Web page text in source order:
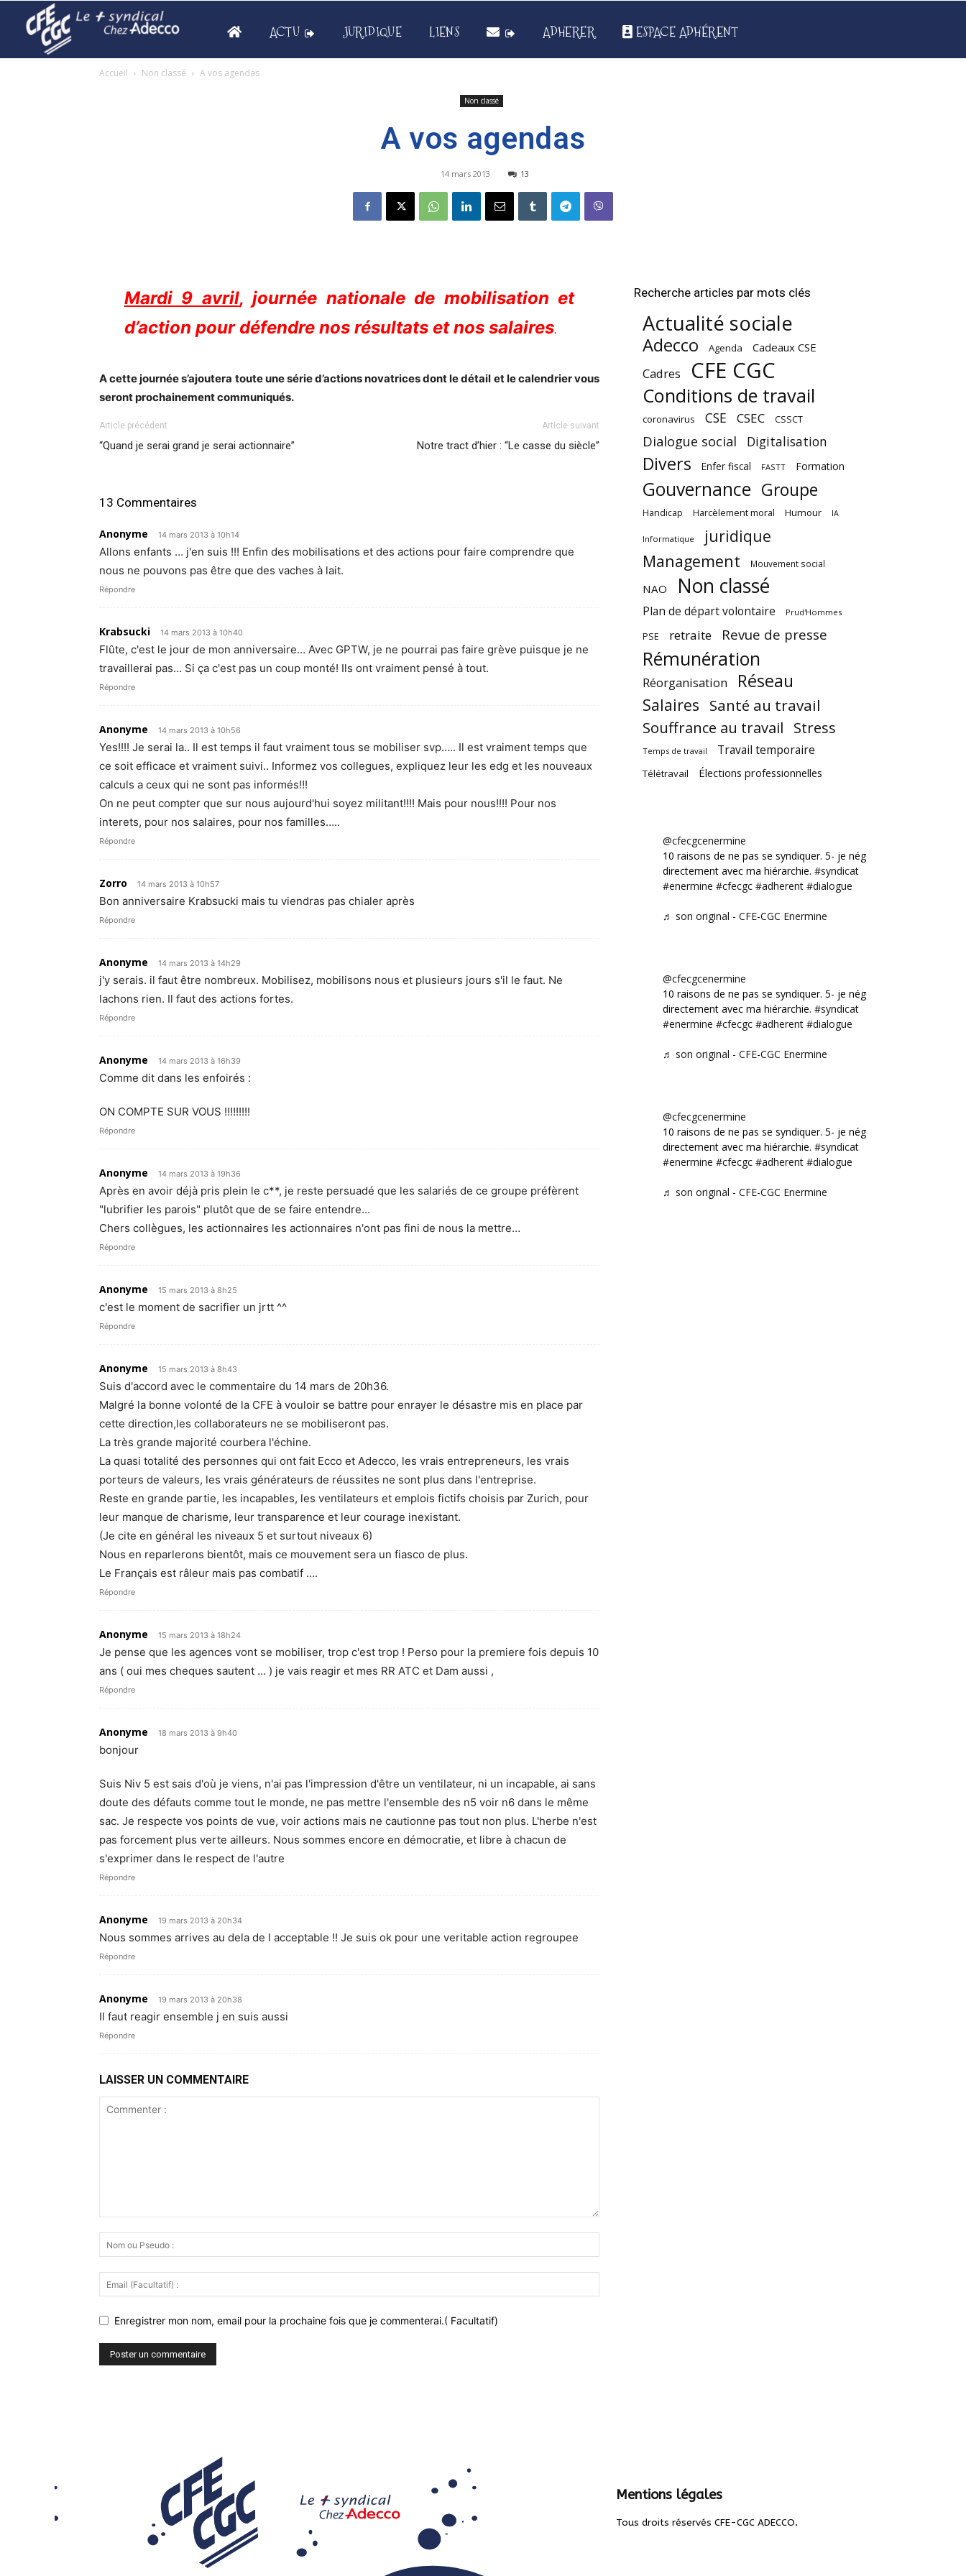
ACTU JURIDIQUE LIENS ADHERER ESPACE ADHÉRENT
Accueil Non classé A vos agendas
Non classé
A vos agendas
14 mars 2013 13
Mardi 9 avril, journée nationale de mobilisation et
d’action pour défendre nos résultats et nos salaires.
A cette journée s’ajoutera toute une série d’actions novatrices dont le détail et le calendrier vous
seront prochainement communiqués.
Article précédent
“Quand je serai grand je serai actionnaire”
Article suivant
Notre tract d’hier : “Le casse du siècle”
13 Commentaires
Anonyme 14 mars 2013 à 10h14
Allons enfants … j'en suis !!! Enfin des mobilisations et des actions pour faire comprendre que
nous ne pouvons pas être que des vaches à lait.
Répondre
Krabsucki 14 mars 2013 à 10h40
Flûte, c'est le jour de mon anniversaire… Avec GPTW, je ne pourrai pas faire grève puisque je ne
travaillerai pas… Si ça c'est pas un coup monté! Ils ont vraiment pensé à tout.
Répondre
Anonyme 14 mars 2013 à 10h56
Yes!!!! Je serai la.. Il est temps il faut vraiment tous se mobiliser svp….. Il est vraiment temps que
ce soit efficace et vraiment suivi.. Informez vos collegues, expliquez leur les edg et les nouveaux
calculs a ceux qui ne sont pas informés!!!
On ne peut compter que sur nous aujourd'hui soyez militant!!!! Mais pour nous!!!! Pour nos
interets, pour nos salaires, pour nos familles…..
Répondre
Zorro 14 mars 2013 à 10h57
Bon anniversaire Krabsucki mais tu viendras pas chialer après
Répondre
Anonyme 14 mars 2013 à 14h29
j'y serais. il faut être nombreux. Mobilisez, mobilisons nous et plusieurs jours s'il le faut. Ne
lachons rien. Il faut des actions fortes.
Répondre
Anonyme 14 mars 2013 à 16h39
Comme dit dans les enfoirés :
ON COMPTE SUR VOUS !!!!!!!!!
Répondre
Anonyme 14 mars 2013 à 19h36
Après en avoir déjà pris plein le c**, je reste persuadé que les salariés de ce groupe préfèrent
"lubrifier les parois" plutôt que de se faire entendre…
Chers collègues, les actionnaires les actionnaires n'ont pas fini de nous la mettre…
Répondre
Anonyme 15 mars 2013 à 8h25
c'est le moment de sacrifier un jrtt ^^
Répondre
Anonyme 15 mars 2013 à 8h43
Suis d'accord avec le commentaire du 14 mars de 20h36.
Malgré la bonne volonté de la CFE à vouloir se battre pour enrayer le désastre mis en place par
cette direction,les collaborateurs ne se mobiliseront pas.
La très grande majorité courbera l'échine.
La quasi totalité des personnes qui ont fait Ecco et Adecco, les vrais entrepreneurs, les vrais
porteurs de valeurs, les vrais générateurs de réussites ne sont plus dans l'entreprise.
Reste en grande partie, les incapables, les ventilateurs et emplois fictifs choisis par Zurich, pour
leur manque de charisme, leur transparence et leur courage inexistant.
(Je cite en général les niveaux 5 et surtout niveaux 6)
Nous en reparlerons bientôt, mais ce mouvement sera un fiasco de plus.
Le Français est râleur mais pas combatif ….
Répondre
Anonyme 15 mars 2013 à 18h24
Je pense que les agences vont se mobiliser, trop c'est trop ! Perso pour la premiere fois depuis 10
ans ( oui mes cheques sautent … ) je vais reagir et mes RR ATC et Dam aussi ,
Répondre
Anonyme 18 mars 2013 à 9h40
bonjour
Suis Niv 5 est sais d'où je viens, n'ai pas l'impression d'être un ventilateur, ni un incapable, ai sans
doute des défauts comme tout le monde, ne pas mettre l'ensemble des n5 voir n6 dans le même
sac. Je respecte vos points de vue, voir actions mais ne cautionne pas tout non plus. L'herbe n'est
pas forcement plus verte ailleurs. Nous sommes encore en démocratie, et libre à chacun de
s'exprimer dans le respect de l'autre
Répondre
Anonyme 19 mars 2013 à 20h34
Nous sommes arrives au dela de l acceptable !! Je suis ok pour une veritable action regroupee
Répondre
Anonyme 19 mars 2013 à 20h38
Il faut reagir ensemble j en suis aussi
Répondre
LAISSER UN COMMENTAIRE
Enregistrer mon nom, email pour la prochaine fois que je commenterai.( Facultatif)
Recherche articles par mots clés
Actualité sociale
Adecco Agenda Cadeaux CSE
Cadres CFE CGC
Conditions de travail
coronavirus CSE CSEC CSSCT
Dialogue social Digitalisation
Divers Enfer fiscal FASTT Formation
Gouvernance Groupe
Handicap Harcèlement moral Humour IA
Informatique
juridique
Management
Mouvement social
NAO Non classé
Plan de départ volontaire Prud'Hommes
PSE retraite Revue de presse
Rémunération
Réorganisation Réseau
Salaires Santé au travail
Souffrance au travail Stress
Temps de travail Travail temporaire
Télétravail Élections professionnelles
@cfecgcenermine
10 raisons de ne pas se syndiquer. 5- je négocie
directement avec ma hiérarchie. #syndicat
#enermine #cfecgc #adherent #dialogue
♬ son original - CFE-CGC Enermine
@cfecgcenermine
10 raisons de ne pas se syndiquer. 5- je négocie
directement avec ma hiérarchie. #syndicat
#enermine #cfecgc #adherent #dialogue
♬ son original - CFE-CGC Enermine
@cfecgcenermine
10 raisons de ne pas se syndiquer. 5- je négocie
directement avec ma hiérarchie. #syndicat
#enermine #cfecgc #adherent #dialogue
♬ son original - CFE-CGC Enermine
Mentions légales
Tous droits réservés CFE-CGC ADECCO.